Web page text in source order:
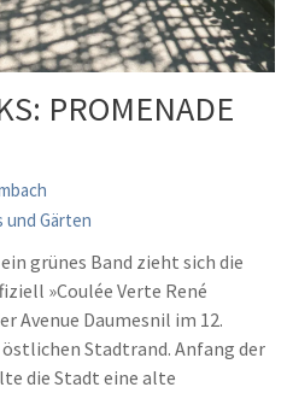
PROMENADE
und Gärten
grünes Band zieht sich die
»Coulée Verte René
Avenue Daumesnil im 12.
Stadtrand. Anfang der
die Stadt eine alte